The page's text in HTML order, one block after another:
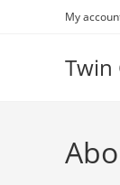
My
Twin